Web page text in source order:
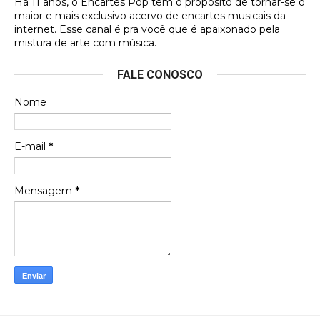
DVD MIDINHO
Francierton
futuras aquisições, e olhando o encarte aqui, me
Francierton
Espero que tenham sentido minha falta, informo
que estou de volta para trazer mais contribuições
maior e mais exclusivo acervo de encartes musicais da
internet. Esse canal é pra você que é apaixonado pela
mistura de arte com música.
FALE CONOSCO
Nome
E-mail *
Mensagem *